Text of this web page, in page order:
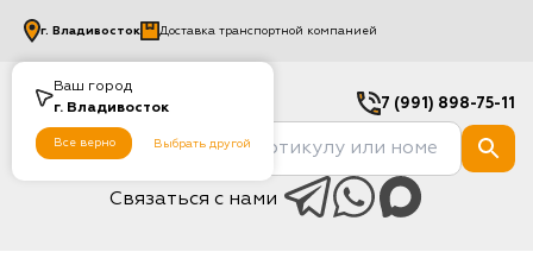
Ваш город
г. Владивосток
Все верно Выбрать другой
г. Владивосток Доставка транспортной компанией
7 (991) 898-75-11
Связаться с нами